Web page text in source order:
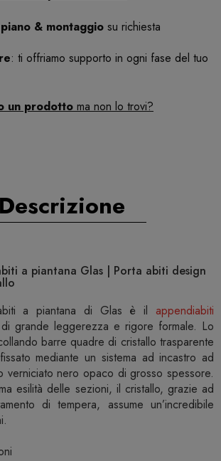
& montaggio su richiesta
: ti offriamo supporto in ogni fase del tuo
un prodotto ma non lo trovi?
Descrizione
a piantana Glas | Porta abiti design
a piantana di Glas è il appendiabiti
di grande leggerezza e rigore formale. Lo
barre quadre di cristallo trasparente
mediante un sistema ad incastro ad
verniciato nero opaco di grosso spessore.
esilità delle sezioni, il cristallo, grazie ad
di tempera, assume un’incredibile